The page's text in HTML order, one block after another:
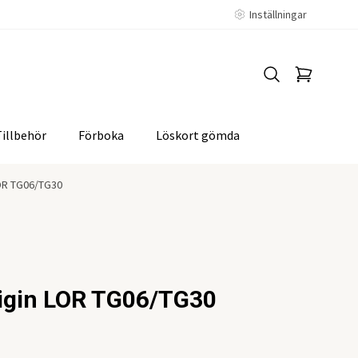
Inställningar
Förboka Löskort gömda
TG06/TG30
LOR TG06/TG30